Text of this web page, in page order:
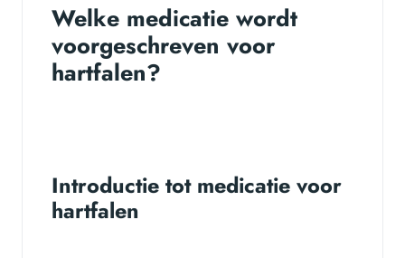
Welke medicatie wordt
voorgeschreven voor
hartfalen?
Introductie tot medicatie voor
hartfalen